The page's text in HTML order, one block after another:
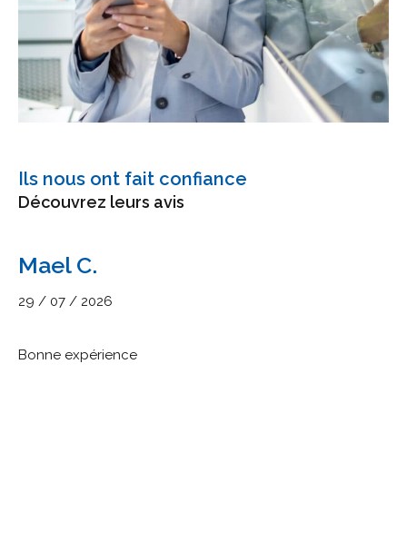
Ils nous ont fait confiance
Découvrez leurs avis
Mael C.
29 / 07 / 2026
Bonne expérience